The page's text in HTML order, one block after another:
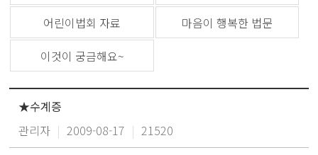
어린이법회 자료
마음이 행복한 법문
이것이 궁금해요~
★수계증
관리자 | 2009-08-17 | 21520